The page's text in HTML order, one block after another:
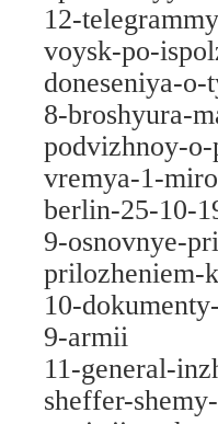
12-
voysk-po-
doneseniya-
8-broshyura-
podvizhnoy-
vremya-1-
berlin-25-10-
9-osnovnye-
prilozheniem-
10-
9-armii
11-general-
sheffer-